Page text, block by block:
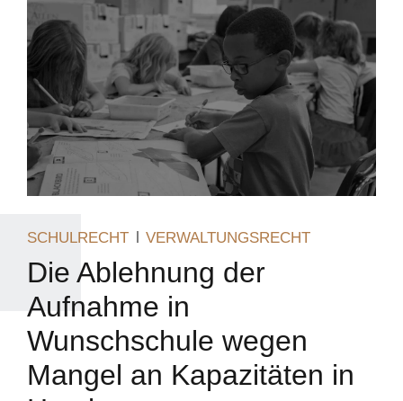
SCHULRECHT VERWALTUNGSRECHT
Die Ablehnung der
Aufnahme in
Wunschschule wegen
Mangel an Kapazitäten in